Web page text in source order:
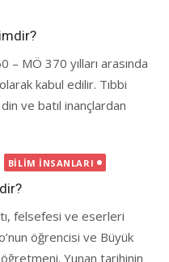
MÖ 370 yılları arasında
olarak kabul edilir. Tıbbi
ve batıl inançlardan
BILIM İNSANLARI
felsefesi ve eserleri
öğrencisi ve Büyük
Yunan tarihinin